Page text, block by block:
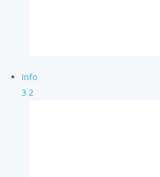
Info
3 2